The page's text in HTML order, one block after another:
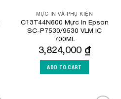
MỰC IN VÀ PHỤ KIỆN
C13T44N600 Mực In Epson
SC-P7530/9530 VLM IC
700ML
3,824,000 ₫
ADD TO CART